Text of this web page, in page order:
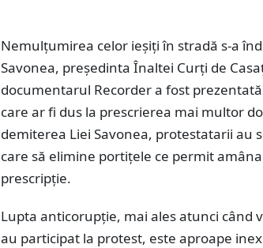
Nemulțumirea celor ieșiți în stradă s-a
Savonea, președinta Înaltei Curți de
documentarul Recorder a fost
care ar fi dus la prescrierea mai multor
demiterea Liei Savonea, protestatarii au
care să elimine portițele ce permit
prescripție.
Lupta anticorupție, mai ales atunci când
au participat la protest, este aproape